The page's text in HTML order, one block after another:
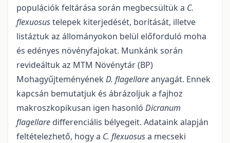
populációk feltárása során megbecsültük a C.
flexuosustelepek kiterjedését, borítását, illetve
listáztuk az állományokon belül előforduló moha
és edényes növényfajokat. Munkánk során
revideáltuk az MTM Növénytár (BP)
Mohagyűjteményének D. flagellareanyagát. Ennek
kapcsán bemutatjuk és ábrázoljuk a fajhoz
makroszkopikusan igen hasonló Dicranum
flagellare differenciális bélyegeit. Adataink alapján
feltételezhető, hogy a C. flexuosusa mecseki